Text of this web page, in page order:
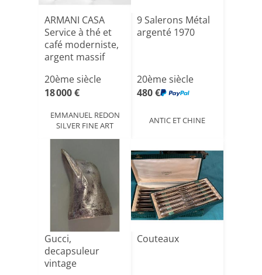
ARMANI CASA
Service à thé et
café moderniste,
argent massif
20ème siècle
18 000 €
EMMANUEL REDON
SILVER FINE ART
9 Salerons Métal
argenté 1970
20ème siècle
480 €
ANTIC ET CHINE
Gucci,
decapsuleur
vintage
Couteaux